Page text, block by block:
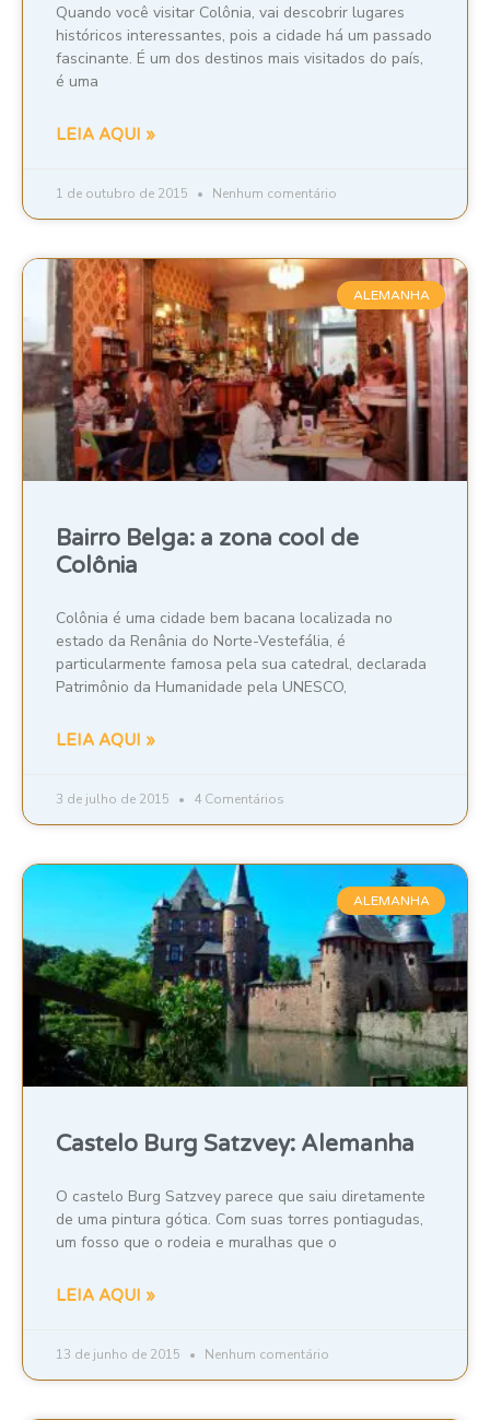
Quando você visitar Colônia, vai descobrir lugares
históricos interessantes, pois a cidade há um passado
fascinante. É um dos destinos mais visitados do país,
é uma
LEIA AQUI »
1 de outubro de 2015 Nenhum comentário
ALEMANHA
Bairro Belga: a zona cool de
Colônia
Colônia é uma cidade bem bacana localizada no
estado da Renânia do Norte-Vestefália, é
particularmente famosa pela sua catedral, declarada
Patrimônio da Humanidade pela UNESCO,
LEIA AQUI »
3 de julho de 2015 4 Comentários
ALEMANHA
Castelo Burg Satzvey: Alemanha
O castelo Burg Satzvey parece que saiu diretamente
de uma pintura gótica. Com suas torres pontiagudas,
um fosso que o rodeia e muralhas que o
LEIA AQUI »
13 de junho de 2015 Nenhum comentário